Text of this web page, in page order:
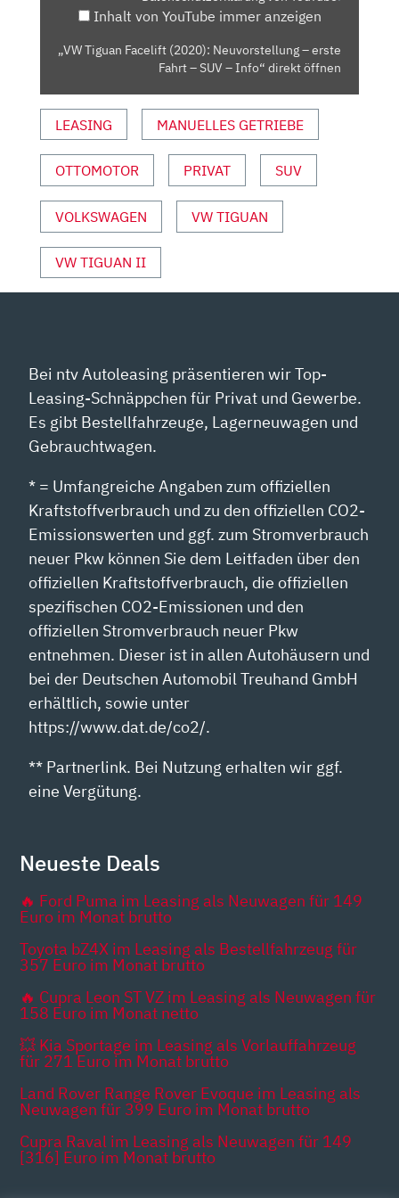
FAHRT
INFO“
VON
ANZEIGEN
Inhalt von YouTube immer anzeigen
„VW Tiguan Facelift (2020): Neuvorstellung – erste
Fahrt – SUV – Info“ direkt öffnen
LEASING MANUELLES GETRIEBE
OTTOMOTOR PRIVAT SUV
VOLKSWAGEN VW TIGUAN
VW TIGUAN II
Bei ntv Autoleasing präsentieren wir Top-
Leasing-Schnäppchen für Privat und Gewerbe.
Es gibt Bestellfahrzeuge, Lagerneuwagen und
Gebrauchtwagen.
* = Umfangreiche Angaben zum offiziellen
Kraftstoffverbrauch und zu den offiziellen CO2-
Emissionswerten und ggf. zum Stromverbrauch
neuer Pkw können Sie dem Leitfaden über den
offiziellen Kraftstoffverbrauch, die offiziellen
spezifischen CO2-Emissionen und den
offiziellen Stromverbrauch neuer Pkw
entnehmen. Dieser ist in allen Autohäusern und
bei der Deutschen Automobil Treuhand GmbH
erhältlich, sowie unter
https://www.dat.de/co2/.
** Partnerlink. Bei Nutzung erhalten wir ggf.
eine Vergütung.
Neueste Deals
🔥 Ford Puma im Leasing als Neuwagen für 149
Euro im Monat brutto
Toyota bZ4X im Leasing als Bestellfahrzeug für
357 Euro im Monat brutto
🔥 Cupra Leon ST VZ im Leasing als Neuwagen für
158 Euro im Monat netto
💥 Kia Sportage im Leasing als Vorlauffahrzeug
für 271 Euro im Monat brutto
Land Rover Range Rover Evoque im Leasing als
Neuwagen für 399 Euro im Monat brutto
Cupra Raval im Leasing als Neuwagen für 149
[316] Euro im Monat brutto